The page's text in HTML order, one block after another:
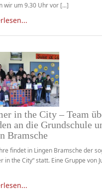
wir um 9.30 Uhr vor [...]
in the City – Team
an die Grundschule
Bramsche
findet in Lingen Bramsche der
in the City“ statt. Eine Gruppe von